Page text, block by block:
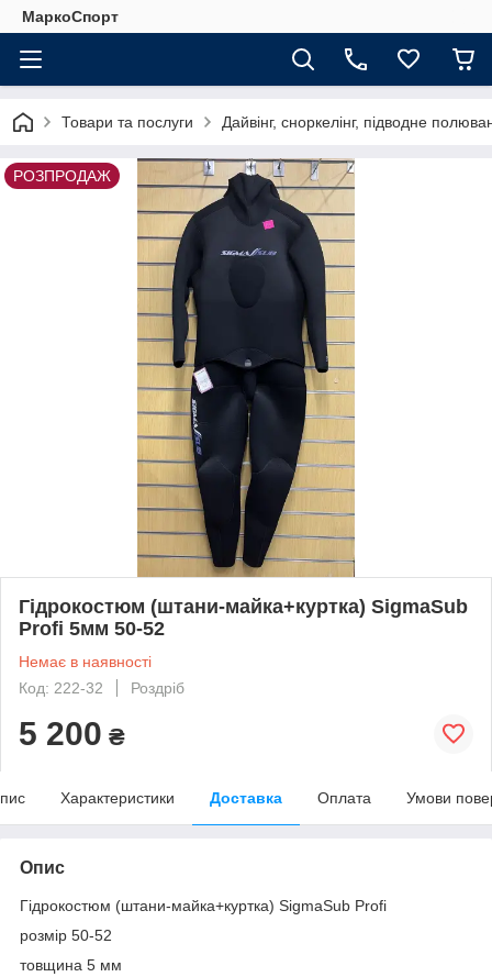
МаркоСпорт
Товари та послуги Дайвінг, сноркелінг, підводне
РОЗПРОДАЖ
Гідрокостюм (штани-майка+куртка) SigmaSub
Profi 5мм 50-52
Немає в наявності
Код: 222-32
Роздріб
5 200 ₴
Характеристики Доставка Оплата Умови
Опис
Гідрокостюм (штани-майка+куртка) SigmaSub Profi
розмір 50-52
товщина 5 мм